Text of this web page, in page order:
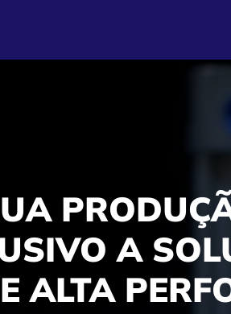
A
ALTA